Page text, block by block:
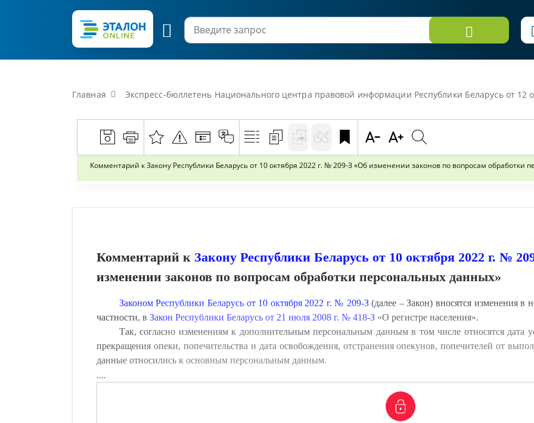
Главная Экспресс-бюллетень Национального центра правовой информации Республики Беларусь от 12 октября 2022 г. «Комментарий к Закону Республики Беларусь от 10 октября
Комментарий к Закону Республики Беларусь от 10 октября 2022 г. № 209-З «Об изменении законов по вопросам обработки
Комментарий к Закону Республики Беларусь от 10 октября 2022 г. №
изменении законов по вопросам обработки персональных данных»
Законом Республики Беларусь от 10 октября 2022 г. № 209-З(далее – Закон) вносятся изменения в
частности, в Закон Республики Беларусь от 21 июля 2008 г. № 418-З «О регистре населения».
Так, согласно изменениям к дополнительным персональным данным в том числе относятся дата
прекращения опеки, попечительства и дата освобождения, отстранения опекунов, попечителей от
данные относились к основным персональным данным.
....